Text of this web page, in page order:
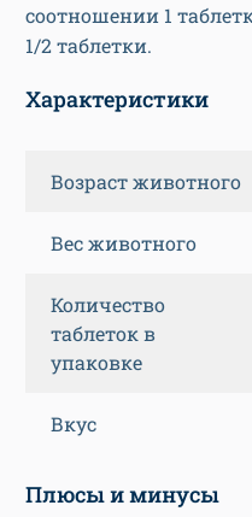
соотношении 1
1/2 таблетки.
Характеристики
Возраст животного
Вес животного
Количество
таблеток в
упаковке
Вкус
Плюсы и минусы